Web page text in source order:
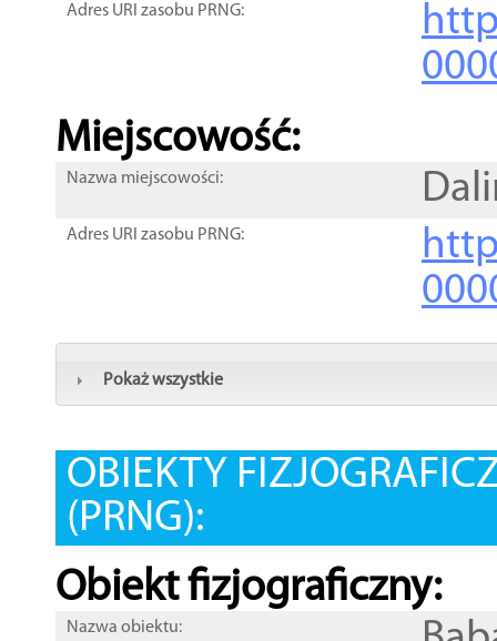
Adres URI zasobu PRNG:
Miejscowość:
Nazwa miejscowości:
Adres URI zasobu PRNG:
Pokaż wszystkie
OBIEKTY
(PRNG):
Obiekt fizjograficzny:
Nazwa obiektu: